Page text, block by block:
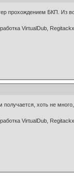
прохождением БКП. Из
VirtualDub,
хоть не
VirtualDub,